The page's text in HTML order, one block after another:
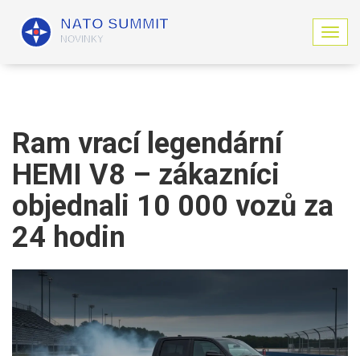
Z
o
Ram vrací legendární
HEMI V8 – zákazníci
objednali 10 000 vozů za
24 hodin